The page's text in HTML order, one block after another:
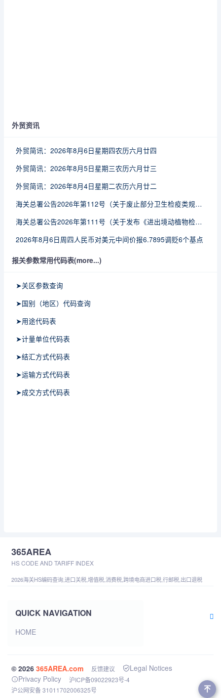
外贸资讯
外贸简讯：2026年8月6日星期四农历六月廿四
外贸简讯：2026年8月5日星期三农历六月廿三
外贸简讯：2026年8月4日星期二农历六月廿二
海关总署公告2026年第112号（关于废止部分卫生检疫类规范性文件的公告）
海关总署公告2026年第111号（关于发布《进出境动植物检疫处理监督管理工作规定》《进出境卫生处理监督管理工作规定》的公告）
2026年8月6日周四人民币对美元中间价报6.7895调贬6个基点
报关参数常用代码表(more...)
➤关区参数查询
➤国别（地区）代码查询
➤用途代码表
➤计量单位代码表
➤结汇方式代码表
➤运输方式代码表
➤成交方式代码表
365AREA
HS CODE AND TARIFF INDEX
2026海关HS编码查询,进口关税,增值税,消费税,跨境电商进口税,行邮税,出口退税
QUICK NAVIGATION
HOME
© 2026 365AREA.com 反馈建议
Legal Notices
Privacy Policy
沪ICP备09022923号-4
沪公网安备 31011702006325号